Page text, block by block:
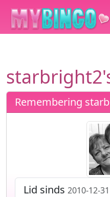
Remembering
Lid sinds 2010-12-31